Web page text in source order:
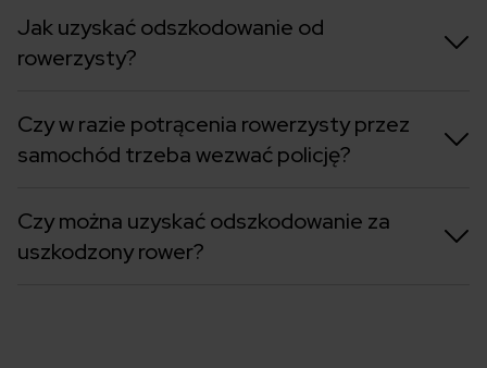
Jak uzyskać odszkodowanie od
rowerzysty?
Czy w razie potrącenia rowerzysty przez
samochód trzeba wezwać policję?
Czy można uzyskać odszkodowanie za
uszkodzony rower?